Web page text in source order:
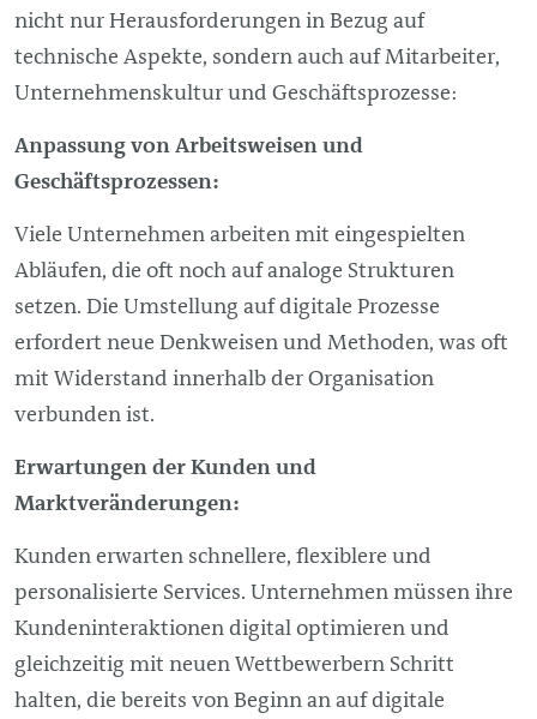
nicht nur Herausforderungen in Bezug auf
technische Aspekte, sondern auch auf Mitarbeiter,
Unternehmenskultur und Geschäftsprozesse:
Anpassung von Arbeitsweisen und
Geschäftsprozessen:
Viele Unternehmen arbeiten mit eingespielten
Abläufen, die oft noch auf analoge Strukturen
setzen. Die Umstellung auf digitale Prozesse
erfordert neue Denkweisen und Methoden, was oft
mit Widerstand innerhalb der Organisation
verbunden ist.
Erwartungen der Kunden und
Marktveränderungen:
Kunden erwarten schnellere, flexiblere und
personalisierte Services. Unternehmen müssen ihre
Kundeninteraktionen digital optimieren und
gleichzeitig mit neuen Wettbewerbern Schritt
halten, die bereits von Beginn an auf digitale